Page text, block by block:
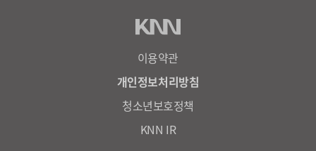
이용약관
개인정보처리방침
청소년보호정책
KNN IR